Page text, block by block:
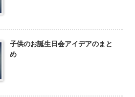
子供のお誕生日会アイデアのまと
め